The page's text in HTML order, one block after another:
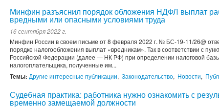
Минфин разъяснил порядок обложения НДФЛ выплат
вредными или опасными условиями труда
16 сентября 2022 г.
Минфин России в своем письме от 8 февраля 2022 г. № БС-19-11/26@
порядке налогообложения выплат «вредникам». Так в соответствии с
Российской Федерации (далее — НК РФ) при определении налоговой
налогоплательщика, полученные им...
Темы: Другие интересные публикации, Законодательство, Новости,
Судебная практика: работника нужно ознакомить с
временно замещаемой должности